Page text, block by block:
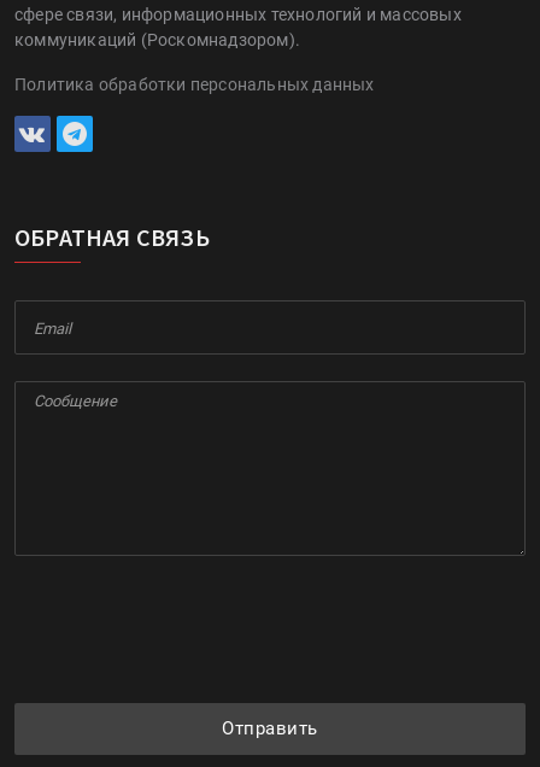
сфере связи, информационных технологий и массовых
коммуникаций (Роскомнадзором).
Политика обработки персональных данных
ОБРАТНАЯ СВЯЗЬ
Отправить